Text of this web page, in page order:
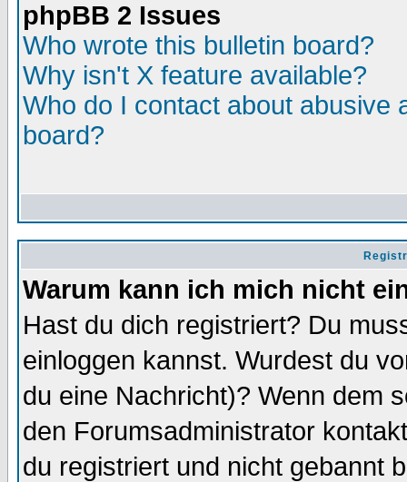
phpBB 2 Issues
Who wrote this bulletin board?
Why isn't X feature available?
Who do I contact about abusive
board?
Warum kann ich mich nicht
Hast du dich registriert? Du
einloggen kannst. Wurdest du
du eine Nachricht)? Wenn dem
den Forumsadministrator
du registriert und nicht gebannt